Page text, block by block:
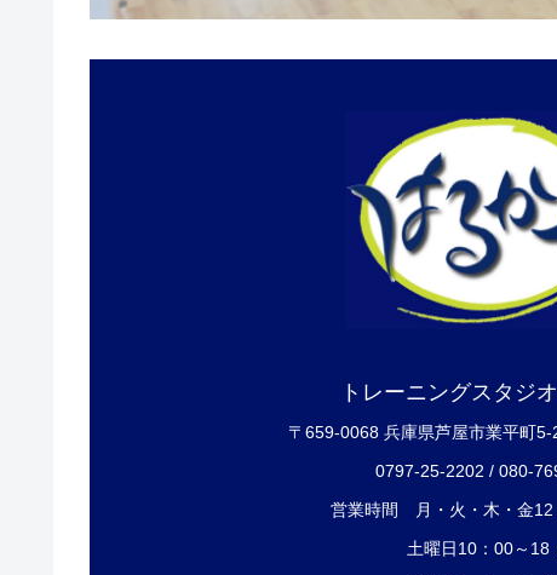
トレーニングスタジ
〒659-0068 兵庫県芦屋市業平町
0797-25-2202 / 080-
営業時間 月・火・木・金12
土曜日10：00～18